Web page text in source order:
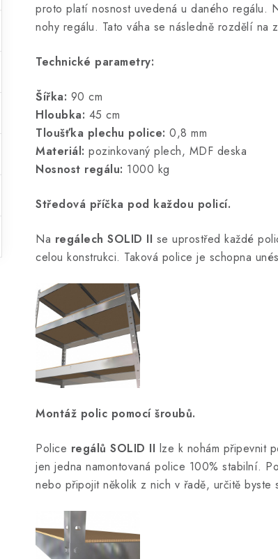
proto platí nosnost uvedená u daného regálu.
nohy regálu. Tato váha se následně rozdělí na
Technické parametry:
Šířka: 90 cm
Hloubka: 45 cm
Tloušťka plechu police: 0,8 mm
Materiál: pozinkovaný plech, MDF deska
Nosnost regálu: 1000 kg
Středová příčka pod každou policí.
Na regálech SOLID II se uprostřed každé
celou konstrukci. Taková police je schopna
Montáž polic pomocí šroubů.
Police regálů SOLID II lze k nohám připevnit
jen jedna namontovaná police 100% stabilní.
nebo připojit několik z nich v řadě, určitě